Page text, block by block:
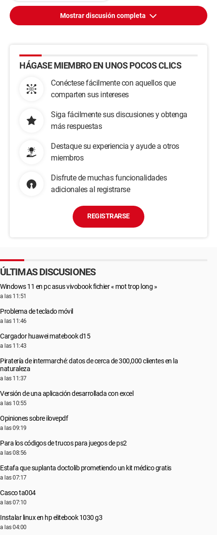
Mostrar discusión completa
HÁGASE MIEMBRO EN UNOS POCOS CLICS
Conéctese fácilmente con aquellos que
comparten sus intereses
Siga fácilmente sus discusiones y obtenga
más respuestas
Destaque su experiencia y ayude a otros
miembros
Disfrute de muchas funcionalidades
adicionales al registrarse
REGISTRARSE
ÚLTIMAS DISCUSIONES
Windows 11 en pc asus vivobook fichier « mot trop long »
a las 11:51
Problema de teclado móvil
a las 11:46
Cargador huawei matebook d15
a las 11:43
Piratería de intermarché: datos de cerca de 300,000 clientes en la
naturaleza
a las 11:37
Versión de una aplicación desarrollada con excel
a las 10:55
Opiniones sobre ilovepdf
a las 09:19
Para los códigos de trucos para juegos de ps2
a las 08:56
Estafa que suplanta doctolib prometiendo un kit médico gratis
a las 07:17
Casco ta004
a las 07:10
Instalar linux en hp elitebook 1030 g3
a las 04:00